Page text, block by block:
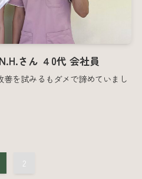
さん ４0代 会社員
を試みるもダメで諦めていまし
2